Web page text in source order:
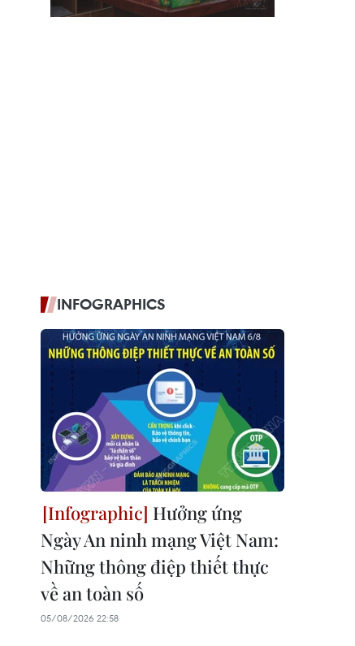
INFOGRAPHICS
Hưởng ứng
Ngày An ninh mạng Việt Nam:
Những thông điệp thiết thực
về an toàn số
05/08/2026 22:58